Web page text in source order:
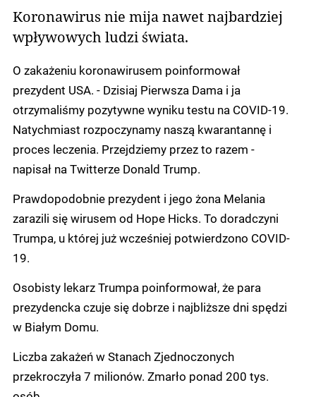
Koronawirus nie mija nawet najbardziej
wpływowych ludzi świata.
O zakażeniu koronawirusem poinformował
prezydent USA. - Dzisiaj Pierwsza Dama i ja
otrzymaliśmy pozytywne wyniku testu na COVID-19.
Natychmiast rozpoczynamy naszą kwarantannę i
proces leczenia. Przejdziemy przez to razem -
napisał na Twitterze Donald Trump.
Prawdopodobnie prezydent i jego żona Melania
zarazili się wirusem od Hope Hicks. To doradczyni
Trumpa, u której już wcześniej potwierdzono COVID-
19.
Osobisty lekarz Trumpa poinformował, że para
prezydencka czuje się dobrze i najbliższe dni spędzi
w Białym Domu.
Liczba zakażeń w Stanach Zjednoczonych
przekroczyła 7 milionów. Zmarło ponad 200 tys.